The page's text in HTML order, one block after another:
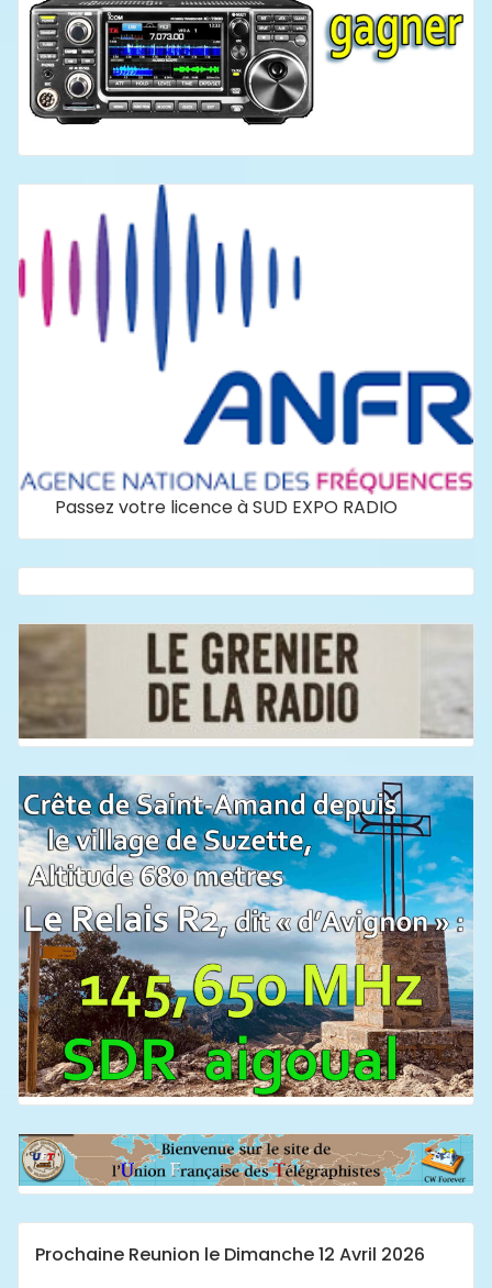
Passez votre licence à SUD EXPO RADIO
Prochaine Reunion le Dimanche 12 Avril 2026